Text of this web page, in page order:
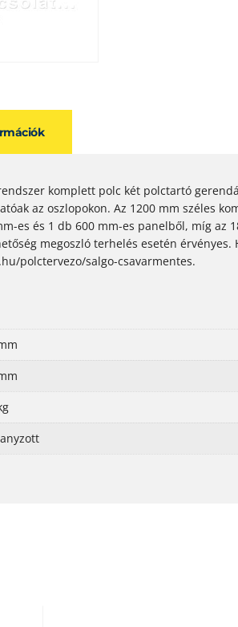
komplett polc két polctartó
az oszlopokon. Az 1200 mm széles
es és 1 db 600 mm-es panelből, míg az
megoszló terhelés esetén érvényes.
polctervezo/salgo-csavarmentes.